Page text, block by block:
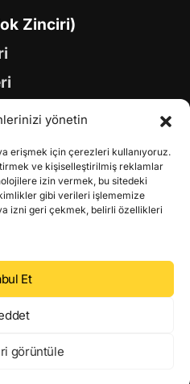
yönetin
erişmek için çerezleri kullanıyoruz.
ve kişiselleştirilmiş reklamlar
izin vermek, bu sitedeki
gibi verileri işlememize
izni geri çekmek, belirli özellikleri
Et
görüntüle
Zinciri)
Coinleri